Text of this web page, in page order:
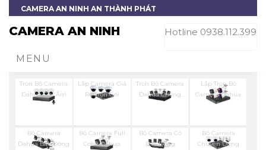
CAMERA AN NINH AN THÀNH PHÁT
CAMERA AN NINH Hotline 0938.112.399
MENU
Trọn Bộ Camera
Dahua Ghi Âm
Lắp Camera Giá
Rẻ Trọn Gói
Trọn Bộ Camera
Dahua Chống
Lắp Trọn Bộ
Camera Dahua
Bộ Camera
Dahua Báo Động
Bộ Camera Full
Color Dahua
Bộ Camera Có
Báo Đông
Bộ Camera
Chuyên Dụng